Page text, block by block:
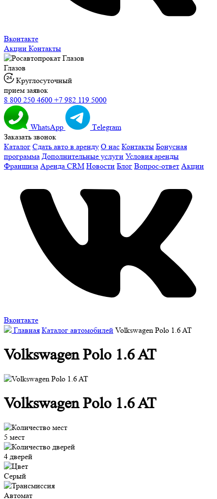
Вконтакте
Акции Контакты
Глазов
Круглосуточный
прием заявок
8 800 250 4600 +7 982 119 5000
WhatsApp
Тelegram
Заказать звонок
Каталог Сдать авто в аренду О нас Контакты Бонусная
программа Дополнительные услуги Условия аренды
Франшиза Аренда CRM Новости Блог Вопрос-ответ Акции
Вконтакте
Главная Каталог автомобилей Volkswagen Polo 1.6 AT
Volkswagen Polo 1.6 AT
Volkswagen Polo 1.6 AT
5 мест
4 дверей
Серый
Автомат